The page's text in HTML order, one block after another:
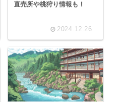
直売所や桃狩り情報も！
2024.12.26